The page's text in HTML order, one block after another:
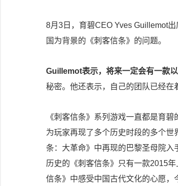
8月3日，育碧CEO Yves Guillemot
国为背景的《刺客信条》的问题。
Guillemot表示，将来一定会有一款
秘密。他还表示，自己的团队已经在
《刺客信条》系列游戏一直都是育
为玩家再现了多个历史时段的多个
条：大革命》中再现的巴黎圣母院入
历史的《刺客信条》只有一款2015
信条》中感受中国古代文化的心愿，